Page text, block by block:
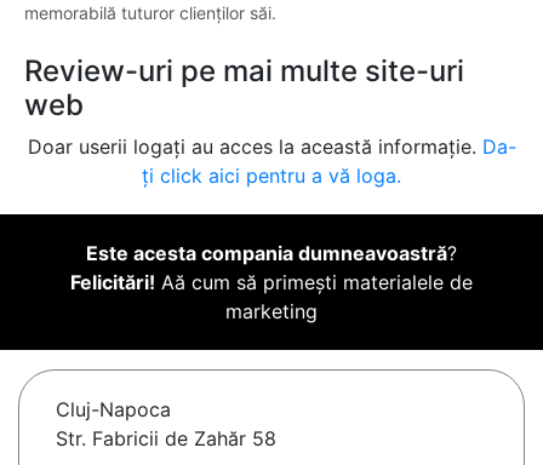
memorabilă tuturor clienților săi.
Review-uri pe mai multe site-uri
web
Doar userii logați au acces la această informație. Da-
ți click aici pentru a vă loga.
Este acesta compania dumneavoastră?
Felicitări! Aă cum să primești materialele de
marketing
Cluj-Napoca
Str. Fabricii de Zahăr 58